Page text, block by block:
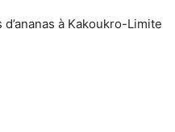
à Kakoukro-Limite